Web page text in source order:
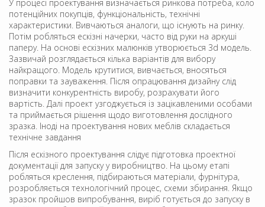
У процесі проектування визначається ринкова потреба, коло
потенційних покупців, функціональність, технічні
характеристики. Вивчаються аналоги, що існують на ринку.
Потім робляться ескізні начерки, часто від руки на аркуші
паперу. На основі ескізних малюнків утворюється 3d модель.
Зазвичай розглядається кілька варіантів для вибору
найкращого. Модель крутитися, вивчається, вносяться
поправки та зауваження. Після опрацювання дизайну слід
визначити конкурентність виробу, розрахувати його
вартість. Далі проект узгоджується із зацікавленими особами
та приймається рішення щодо виготовлення дослідного
зразка. Іноді на проектування нових меблів складається
технічне завдання
Після ескізного проектування слідує підготовка проектної
документації для запуску у виробництво. На цьому етапі
робляться креслення, підбираються матеріали, фурнітура,
розробляється технологічний процес, схеми збирання. Якщо
зразок пройшов випробування, виріб готується до запуску в